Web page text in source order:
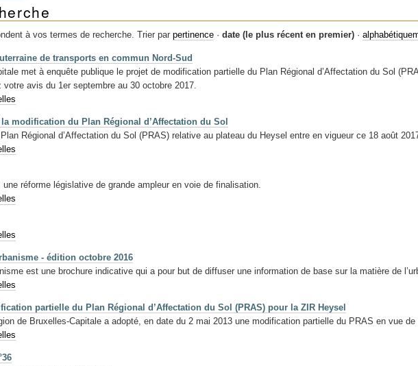
à vos termes de recherche. Trier par pertinence · date (le plus récent en premier) ·
de transports en commun Nord-Sud
met à enquête publique le projet de modification partielle du Plan Régional d’Affectation du Sol
avis du 1er septembre au 30 octobre 2017.
modification du Plan Régional d’Affectation du Sol
Régional d’Affectation du Sol (PRAS) relative au plateau du Heysel entre en vigueur ce 18 août
réforme législative de grande ampleur en voie de finalisation.
- édition octobre 2016
est une brochure indicative qui a pour but de diffuser une information de base sur la matière de
partielle du Plan Régional d’Affectation du Sol (PRAS) pour la ZIR Heysel
de Bruxelles-Capitale a adopté, en date du 2 mai 2013 une modification partielle du PRAS en vue